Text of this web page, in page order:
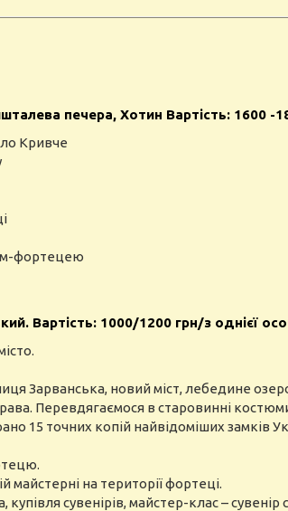
печера, Хотин Вартість: 1600 -
Кривче
фортецею
Вартість: 1000/1200 грн/з однієї
Зарванська, новий міст, лебедине
Перевдягаємося в старовинні
15 точних копій найвідоміших замків
майстерні на території фортеці.
купівля сувенірів, майстер-клас –